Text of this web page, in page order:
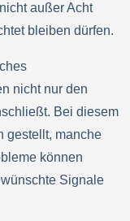
außer Acht
bleiben dürfen.
nicht nur den
Bei diesem
gestellt, manche
können
Signale